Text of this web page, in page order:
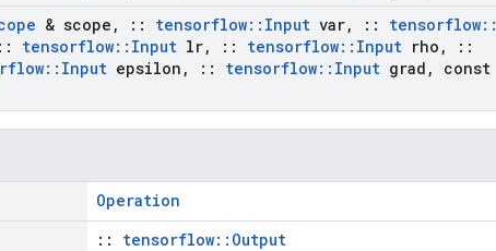
& scope , :: tensorflow:: Input var, :: tensorflow::
:: tensorflow:: Input lr, :: tensorflow:: Input rho ,
::
:: Input epsilon , :: tensorflow:: Input grad ,
const
Operation
:: tensorflow::Output